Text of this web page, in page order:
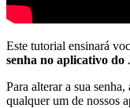
Este tutorial ensinará
senha no aplicativo do
Para alterar a sua senha,
qualquer um de nossos